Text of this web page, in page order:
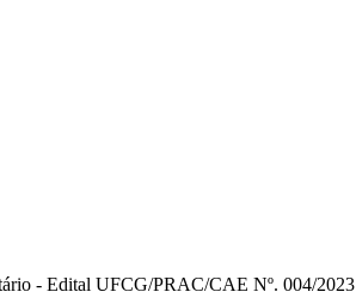
- Edital UFCG/PRAC/CAE Nº. 004/2023